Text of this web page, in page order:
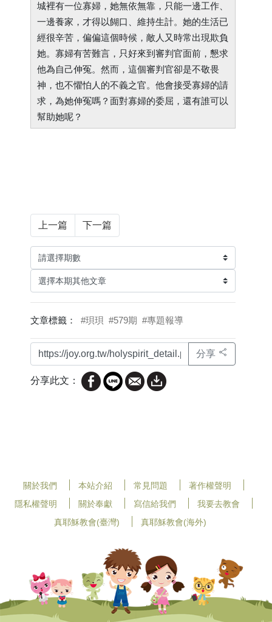
城裡有一位寡婦，她無依無靠，只能一邊工作、
一邊養家，才得以餬口、維持生計。她的生活已
經很辛苦，偏偏這個時候，敵人又時常出現欺負
她。寡婦有苦難言，只好來到審判官面前，懇求
他為自己伸冤。然而，這個審判官卻是不敬畏
神，也不懼怕人的不義之官。他會接受寡婦的請
求，為她伸冤嗎？面對寡婦的委屈，還有誰可以
幫助她呢？
上一篇 下一篇
文章標籤： #珼珼 #579期 #專題報導
分享
分享此文：
關於我們 本站介紹 常見問題
著作權聲明
隱私權聲明
關於奉獻 寫信給我們
我要去教會
真耶穌教會(臺灣)
真耶穌教會(海外)